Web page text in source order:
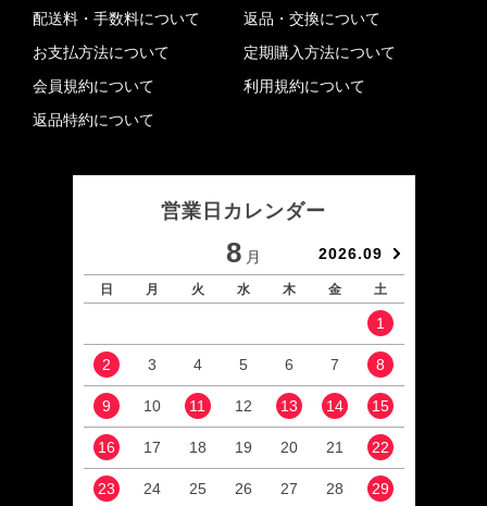
配送料・手数料について
お支払方法について
会員規約について
返品特約について
返品・交換について
定期購入方法について
利用規約について
営業日カレンダー
8 月 2026.09
日 月 火 水 木 金 土
1
2 3 4 5 6 7 8
9 10 11 12 13 14 15
16 17 18 19 20 21 22
23 24 25 26 27 28 29